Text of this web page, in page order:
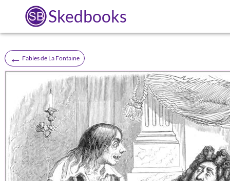
Skedbooks
← Fables de La Fontaine